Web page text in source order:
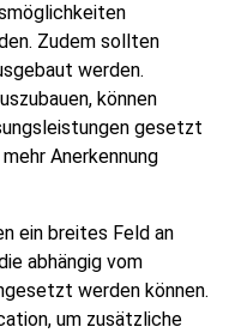
Zudem sollten
werden.
können
gesetzt
Anerkennung
ein breites Feld an
abhängig vom
werden können.
um zusätzliche